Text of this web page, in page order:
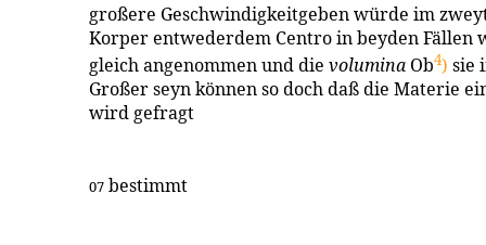
großere Geschwindigkeitgeben würde im
Korper entwederdem Centro in beyden Fällen
gleich angenommen und die volumina Ob4) sie
Großer seyn können so doch daß die Materie
wird gefragt
07 bestimmt